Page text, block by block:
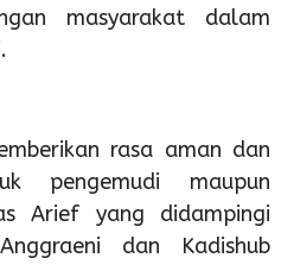
masyarakat dalam
rasa aman dan
pengemudi maupun
Arief yang didampingi
dan Kadishub